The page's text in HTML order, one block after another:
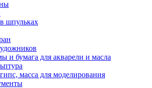
шпульках
и бумага для акварели и масла
масса для моделирования